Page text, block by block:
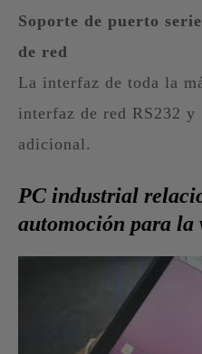
Soporte de puerto
de red
La interfaz de toda la
interfaz de red RS232 y
adicional.
PC industrial
automoción para la